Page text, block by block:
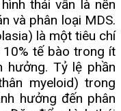
thái vẫn là nền
và phân loại MDS.
là một tiêu chí
10% tế bào trong ít
hưởng. Tỷ lệ phần
myeloid) trong
hưởng đến phân